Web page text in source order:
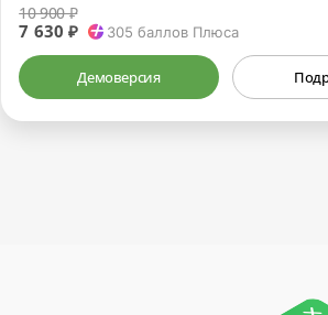
10 900 ₽
7 630 ₽ 305 баллов Плюса
Демоверсия